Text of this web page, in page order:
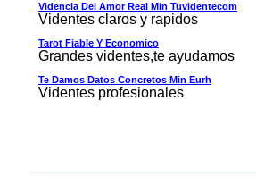
Videncia Del Amor Real Min Tuvidentecom
Videntes claros y rapidos
Tarot Fiable Y Economico
Grandes videntes,te ayudamos
Te Damos Datos Concretos Min Eurh
Videntes profesionales